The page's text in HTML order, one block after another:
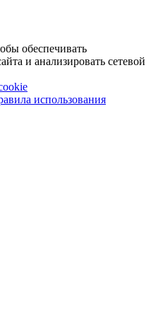
обеспечивать
и анализировать сетевой
использования